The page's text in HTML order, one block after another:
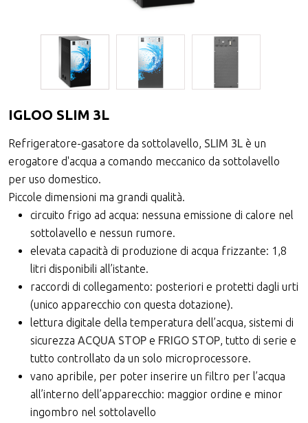
IGLOO SLIM 3L
Refrigeratore-gasatore da sottolavello, SLIM 3L è un
erogatore d'acqua a comando meccanico da sottolavello
per uso domestico.
Piccole dimensioni ma grandi qualità.
circuito frigo ad acqua: nessuna emissione di calore nel
sottolavello e nessun rumore.
elevata capacità di produzione di acqua frizzante: 1,8
litri disponibili all’istante.
raccordi di collegamento: posteriori e protetti dagli urti
(unico apparecchio con questa dotazione).
lettura digitale della temperatura dell’acqua, sistemi di
sicurezza ACQUA STOP e FRIGO STOP, tutto di serie e
tutto controllato da un solo microprocessore.
vano apribile, per poter inserire un filtro per l’acqua
all’interno dell’apparecchio: maggior ordine e minor
ingombro nel sottolavello